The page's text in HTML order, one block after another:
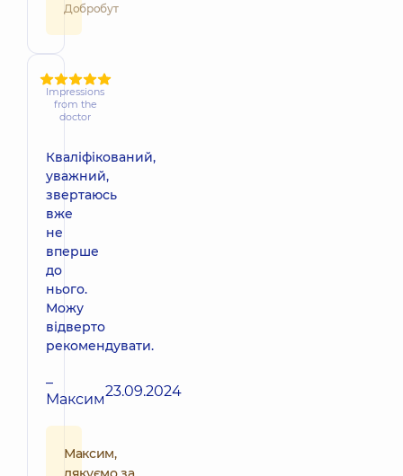
Добробут
Impressions
from the
doctor
Кваліфікований,
уважний,
звертаюсь
вже
не
вперше
до
нього.
Можу
відверто
рекомендувати.
–
Максим23.09.2024
Максим,